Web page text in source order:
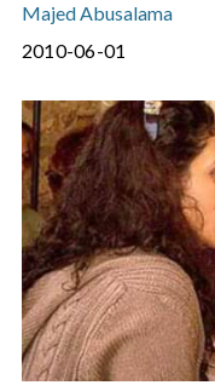
Majed Abusalama
2010-06-01